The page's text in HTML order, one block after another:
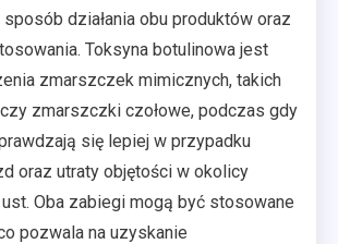
sposób działania obu produktów oraz
Toksyna botulinowa jest
zmarszczek mimicznych, takich
czy zmarszczki czołowe, podczas gdy
się lepiej w przypadku
oraz utraty objętości w okolicy
Oba zabiegi mogą być stosowane
pozwala na uzyskanie